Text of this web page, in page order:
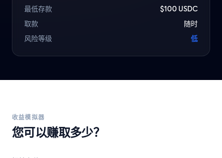
最低存款 $100 USDC
取款 随时
风险等级 低
收益模拟器
您可以赚取多少？